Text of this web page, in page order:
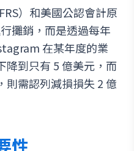
）和美國公認會計原
攤銷，而是透過每年
在某年度的業
降到只有 5 億美元，而
則需認列減損損失 2 億
性